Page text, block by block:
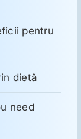
pentru
dietă
need